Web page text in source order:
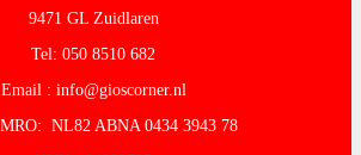
9471 GL Zuidlaren
Tel: 050 8510 682
Email : info@gioscorner.nl
NL82 ABNA 0434 3943 78